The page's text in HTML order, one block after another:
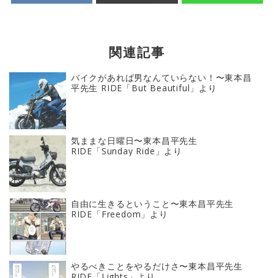
関連記事
バイクがあれば男なんていらない！〜東本昌
平先生 RIDE「But Beautiful」より
気ままな日曜日〜東本昌平先生
RIDE「Sunday Ride」より
自由に生きるということ〜東本昌平先生
RIDE「Freedom」より
やるべきことをやるだけさ〜東本昌平先生